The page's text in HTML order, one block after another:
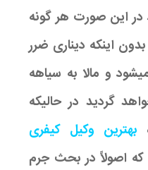
در این صورت هر گونه
اینکه دیناری ضرر
و مالا به سیاهه
گردید در حالیکه
بهترین وکیل کیفری
اصولاً در بحث جرم